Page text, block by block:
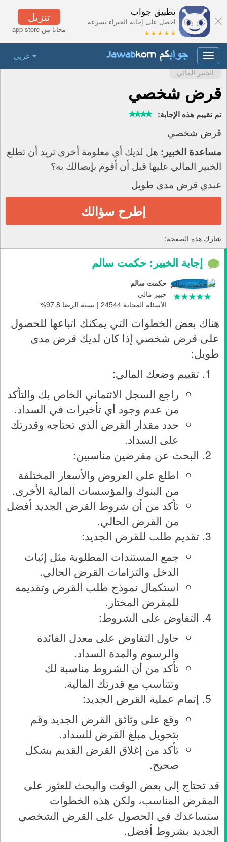
تنزيل
مجانا من app store
تطبيق جواب
احصل على إجابة الخبراء بسرعة
★ ★ ★ ★ ★
عربي
Toggle
navigation
الخبير المالي
قرض شخصي
تم تقييم هذه الإجابة:
قرض شخصي
مساعدة الخبير: هل لديك أي معلومة أخرى تريد أن تطلع
الخبير المالي عليها قبل أن أقوم بإيصالك به؟
عندي قرض مدى طويل
إطرح سؤالك
شارك هذه الصفحة:
إجابة الخبير: حكمت سالم
حكمت سالم
خبير مالي
الأسئلة المجابة 24544 | نسبة الرضا 97.8%
هناك بعض الخطوات التي يمكنك اتباعها للحصول
على قرض شخصي إذا كان لديك قرض مدى
طويل:
تقييم وضعك المالي:
راجع السجل الائتماني الخاص بك والتأكد
من عدم وجود أي تأخيرات في السداد.
حدد مقدار القرض الذي تحتاجه وقدرتك
على السداد.
البحث عن مقرضين مناسبين:
اطلع على العروض والأسعار المختلفة
من البنوك والمؤسسات المالية الأخرى.
تأكد من أن شروط القرض الجديد أفضل
من القرض الحالي.
تقديم طلب للقرض الجديد:
جمع المستندات المطلوبة مثل إثبات
الدخل والتزامات القرض الحالي.
استكمال نموذج طلب القرض وتقديمه
للمقرض المختار.
التفاوض على الشروط:
حاول التفاوض على معدل الفائدة
والرسوم والمدة السداد.
تأكد من أن الشروط مناسبة لك
وتتناسب مع قدرتك المالية.
إتمام عملية القرض الجديد:
وقع على وثائق القرض الجديد وقم
بتحويل مبلغ القرض للسداد.
تأكد من إغلاق القرض القديم بشكل
صحيح.
قد تحتاج إلى بعض الوقت والبحث للعثور على
المقرض المناسب، ولكن هذه الخطوات
ستساعدك في الحصول على القرض الشخصي
الجديد بشروط أفضل.